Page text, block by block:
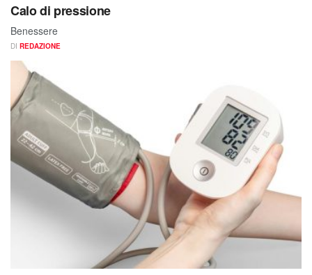
Calo di pressione
Benessere
DI REDAZIONE